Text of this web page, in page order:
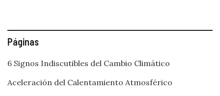
Páginas
6 Signos Indiscutibles del Cambio Climático
Aceleración del Calentamiento Atmosférico